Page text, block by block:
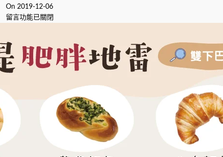
On 2019-12-06
留言功能已關閉